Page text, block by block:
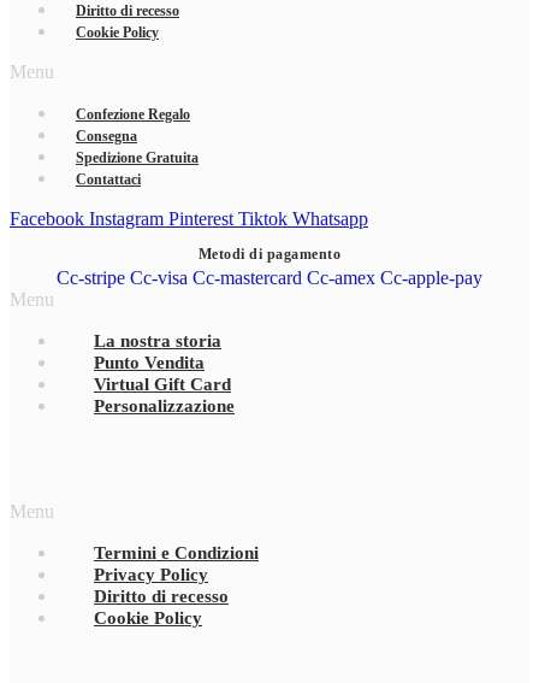
Diritto di recesso
Cookie Policy
Menu
Confezione Regalo
Consegna
Spedizione Gratuita
Contattaci
Facebook Instagram Pinterest Tiktok Whatsapp
Metodi di pagamento
Cc-stripe Cc-visa Cc-mastercard Cc-amex Cc-apple-pay
Menu
La nostra storia
Punto Vendita
Virtual Gift Card
Personalizzazione
Menu
Termini e Condizioni
Privacy Policy
Diritto di recesso
Cookie Policy